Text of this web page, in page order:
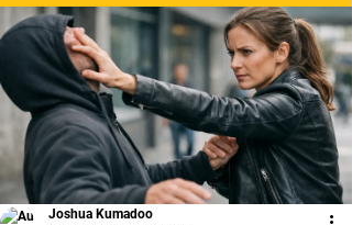
Joshua Kumadoo